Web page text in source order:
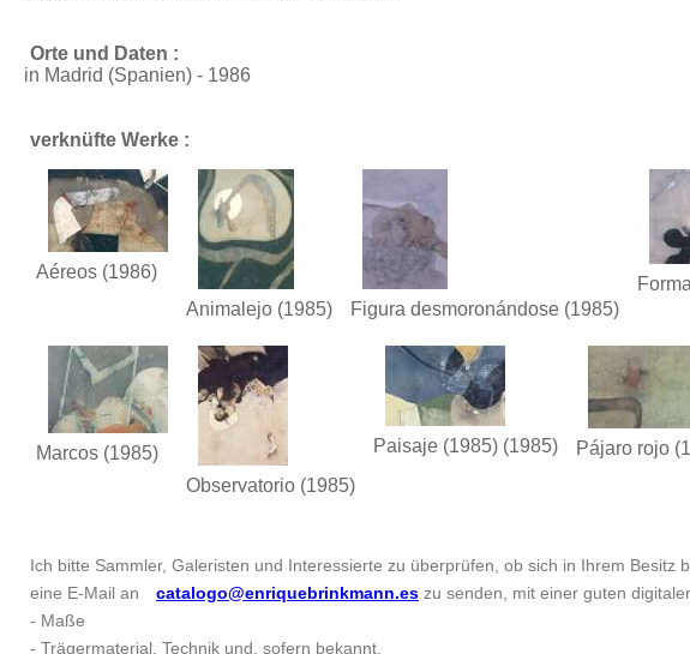
Orte und Daten :
in Madrid (Spanien) - 1986
verknüfte Werke :
Aéreos (1986)
Animalejo (1985) Figura desmoronándose (1985)
Marcos (1985)
Observatorio (1985)
Paisaje (1985) (1985) Pájaro rojo
Ich bitte Sammler, Galeristen und Interessierte zu überprüfen, ob sich in Ihrem
eine E-Mail an
catalogo@enriquebrinkmann.es zu senden, mit einer guten
- Maße
- Trägermaterial, Technik und, sofern bekannt,